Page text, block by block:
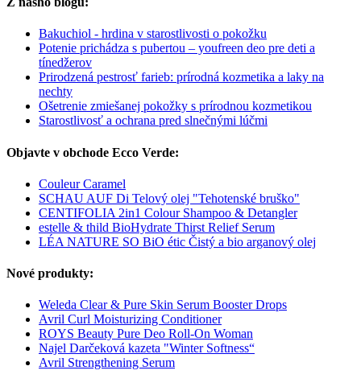
Bakuchiol - hrdina v starostlivosti o pokožku
Potenie prichádza s pubertou – youfreen deo pre deti a
tínedžerov
Prirodzená pestrosť farieb: prírodná kozmetika a laky na
nechty
Ošetrenie zmiešanej pokožky s prírodnou kozmetikou
Starostlivosť a ochrana pred slnečnými lúčmi
Objavte v obchode Ecco Verde:
Couleur Caramel
SCHAU AUF Di Telový olej "Tehotenské bruško"
CENTIFOLIA 2in1 Colour Shampoo & Detangler
estelle & thild BioHydrate Thirst Relief Serum
LÉA NATURE SO BiO étic Čistý a bio arganový olej
Nové produkty:
Weleda Clear & Pure Skin Serum Booster Drops
Avril Curl Moisturizing Conditioner
ROYS Beauty Pure Deo Roll-On Woman
Najel Darčeková kazeta "Winter Softness“
Avril Strengthening Serum